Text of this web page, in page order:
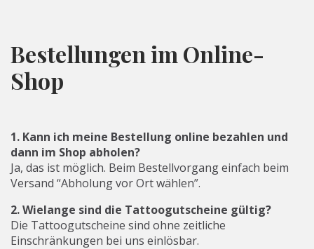
Bestellungen im Online-
Shop
1. Kann ich meine Bestellung online bezahlen und
dann im Shop abholen?
Ja, das ist möglich. Beim Bestellvorgang einfach beim
Versand “Abholung vor Ort wählen”.
2. Wielange sind die Tattoogutscheine gültig?
Die Tattoogutscheine sind ohne zeitliche
Einschränkungen bei uns einlösbar.